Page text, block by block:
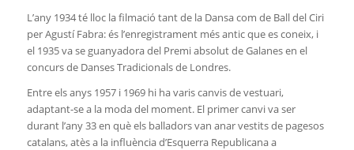
L’any 1934 té lloc la filmació tant de la Dansa com de Ball del Ciri
per Agustí Fabra: és l’enregistrament més antic que es coneix, i
el 1935 va se guanyadora del Premi absolut de Galanes en el
concurs de Danses Tradicionals de Londres.
Entre els anys 1957 i 1969 hi ha varis canvis de vestuari,
adaptant-se a la moda del moment. El primer canvi va ser
durant l’any 33 en què els balladors van anar vestits de pagesos
catalans, atès a la influència d’Esquerra Republicana a